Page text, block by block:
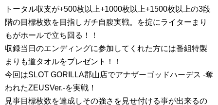
トータル収支が+500枚以上+1000枚以上+1500枚以上の3段
階の目標枚数を目指しガチ自腹実戦。を掟にライターまり
もがホールで立ち回る！！
収録当日のエンディングに参加してくれた方には番組特製
まりも道タオルをプレゼント！！
今回はSLOT GORILLA郡山店でアナザーゴッドハーデス -奪
われたZEUSVer.-を実戦！
見事目標枚数を達成しその強さを見せ付ける事が出来るの